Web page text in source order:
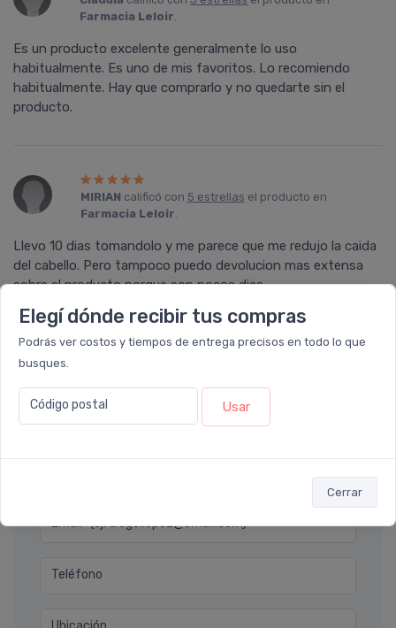
Elegí dónde recibir tus compras
Podrás ver costos y tiempos de entrega precisos en todo lo que
busques.
Código postal Usar
Cerrar
Farmacia Leloir.
Es un producto excelente generalmente lo uso
habitualmente. Es uno de mis favoritos. Lo recomiendo
habitualmente. Hay que comprarlo y no quedarte sin el
producto.
MIRIAN calificó con 5 estrellas el producto en
Farmacia Leloir.
Llevo 10 dias tomandolo y me parece que me redujo la caida
del cabello. Pero tampoco puedo devolucion mas extensa
sobre el producto porque son pocos dias.
Déjanos tu consulta
Email* (ej. diego.lopez@email.com)
Teléfono